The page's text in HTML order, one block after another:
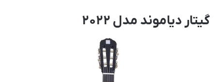
گیتار دیاموند مدل 2022